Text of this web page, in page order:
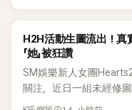
K-POP
H2H活動生圖流出！真實
「她」被狂讚
SM娛樂新人女團
關注，近日一組未經修
烈討論，不少看過本人